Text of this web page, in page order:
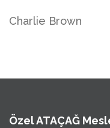
Charlie Brown
Özel ATAÇAĞ